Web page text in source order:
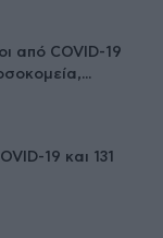
από COVID-19
19 και 131